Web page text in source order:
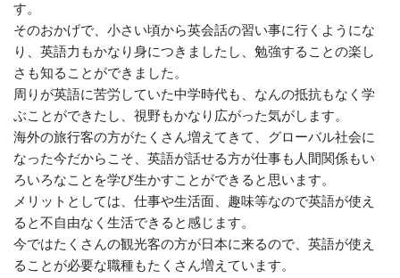
す。
そのおかげで、小さい頃から英会話の習い事に行くようにな
り、英語力もかなり身につきましたし、勉強することの楽し
さも知ることができました。
周りが英語に苦労していた中学時代も、なんの抵抗もなく学
ぶことができたし、視野もかなり広がった気がします。
海外の旅行客の方がたくさん増えてきて、グローバル社会に
なった今だからこそ、英語が話せる方が仕事も人間関係もい
ろいろなことを学び生かすことができると思います。
メリットとしては、仕事や生活面、趣味等なので英語が使え
ると不自由なく生活できると感じます。
今ではたくさんの観光客の方が日本に来るので、英語が使え
ることが必要な職種もたくさん増えています。